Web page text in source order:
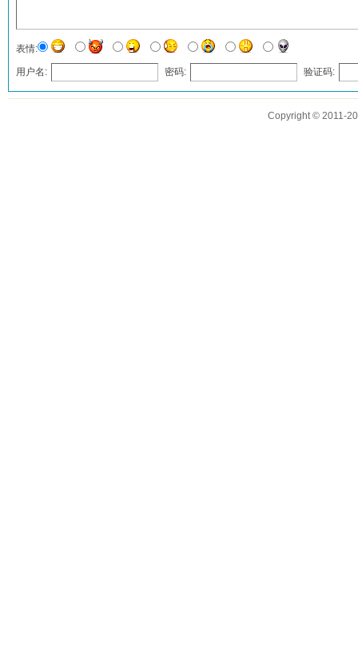
表情:
用户名: 密码: 验证码:
发表评论
Copyright © 2011-